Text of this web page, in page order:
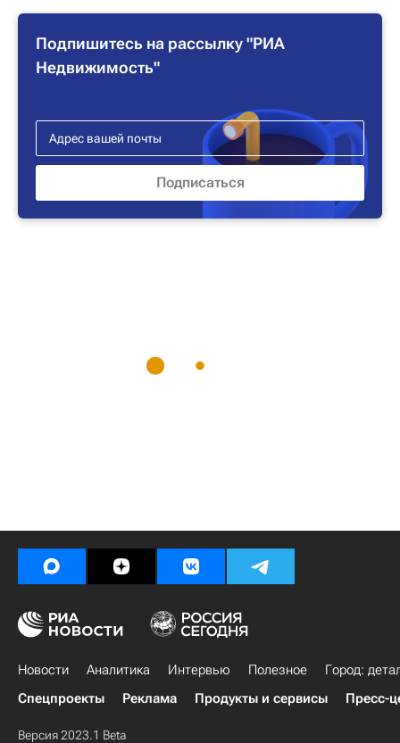
Подпишитесь на рассылку "РИА
Недвижимость"
Новости Аналитика Интервью Полезное
Город:
Спецпроекты
Реклама Продукты и сервисы Пресс-
Версия 2023.1 Beta